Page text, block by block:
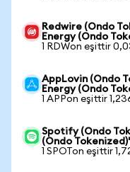
Redwire (Ondo
Energy (Ondo
1 RDWon eşittir
AppLovin (Ondo
Energy (Ondo
1 APPon eşittir
Spotify (Ondo
(Ondo
1 SPOTon eşittir